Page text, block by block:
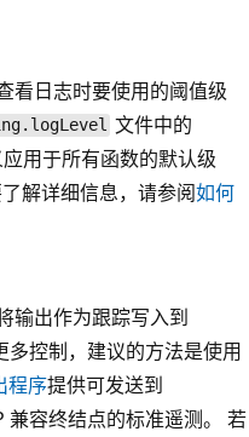
看日志时要使用的阈值级
文件中的
用于所有函数的默认级
解详细信息，请参阅如何
输出作为跟踪写入到
控制，建议的方法是使用
程序提供可发送到
容终结点的标准遥测。 若